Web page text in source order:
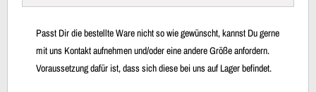
Passt Dir die bestellte Ware nicht so wie gewünscht, kannst Du gerne
mit uns Kontakt aufnehmen und/oder eine andere Größe anfordern.
Voraussetzung dafür ist, dass sich diese bei uns auf Lager befindet.